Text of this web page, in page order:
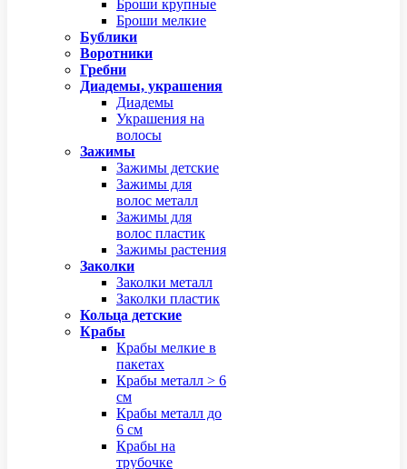
Броши крупные
Броши мелкие
Бублики
Воротники
Гребни
Диадемы, украшения
Диадемы
Украшения на
волосы
Зажимы
Зажимы детские
Зажимы для
волос металл
Зажимы для
волос пластик
Зажимы растения
Заколки
Заколки металл
Заколки пластик
Кольца детские
Крабы
Крабы мелкие в
пакетах
Крабы металл > 6
см
Крабы металл до
6 см
Крабы на
трубочке